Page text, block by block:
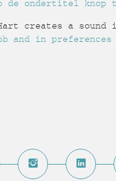
de ondertitel knop
creates a sound
in preferences